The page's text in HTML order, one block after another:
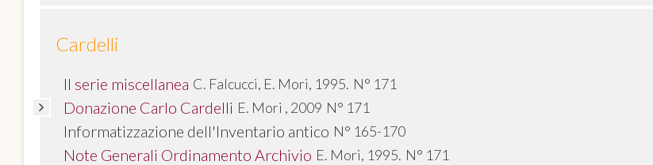
Cardelli
II serie miscellanea C. Falcucci, E. Mori, 1995. N° 171
Donazione Carlo Cardelli E. Mori , 2009 N° 171
Informatizzazione dell'Inventario antico N° 165-170
Note Generali Ordinamento Archivio E. Mori, 1995. N° 171